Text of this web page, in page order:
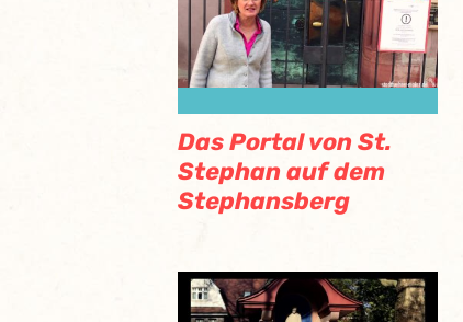
Das Portal von St.
Stephan auf dem
Stephansberg